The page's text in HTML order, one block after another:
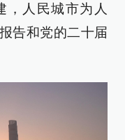
，人民城市为人
告和党的二十届